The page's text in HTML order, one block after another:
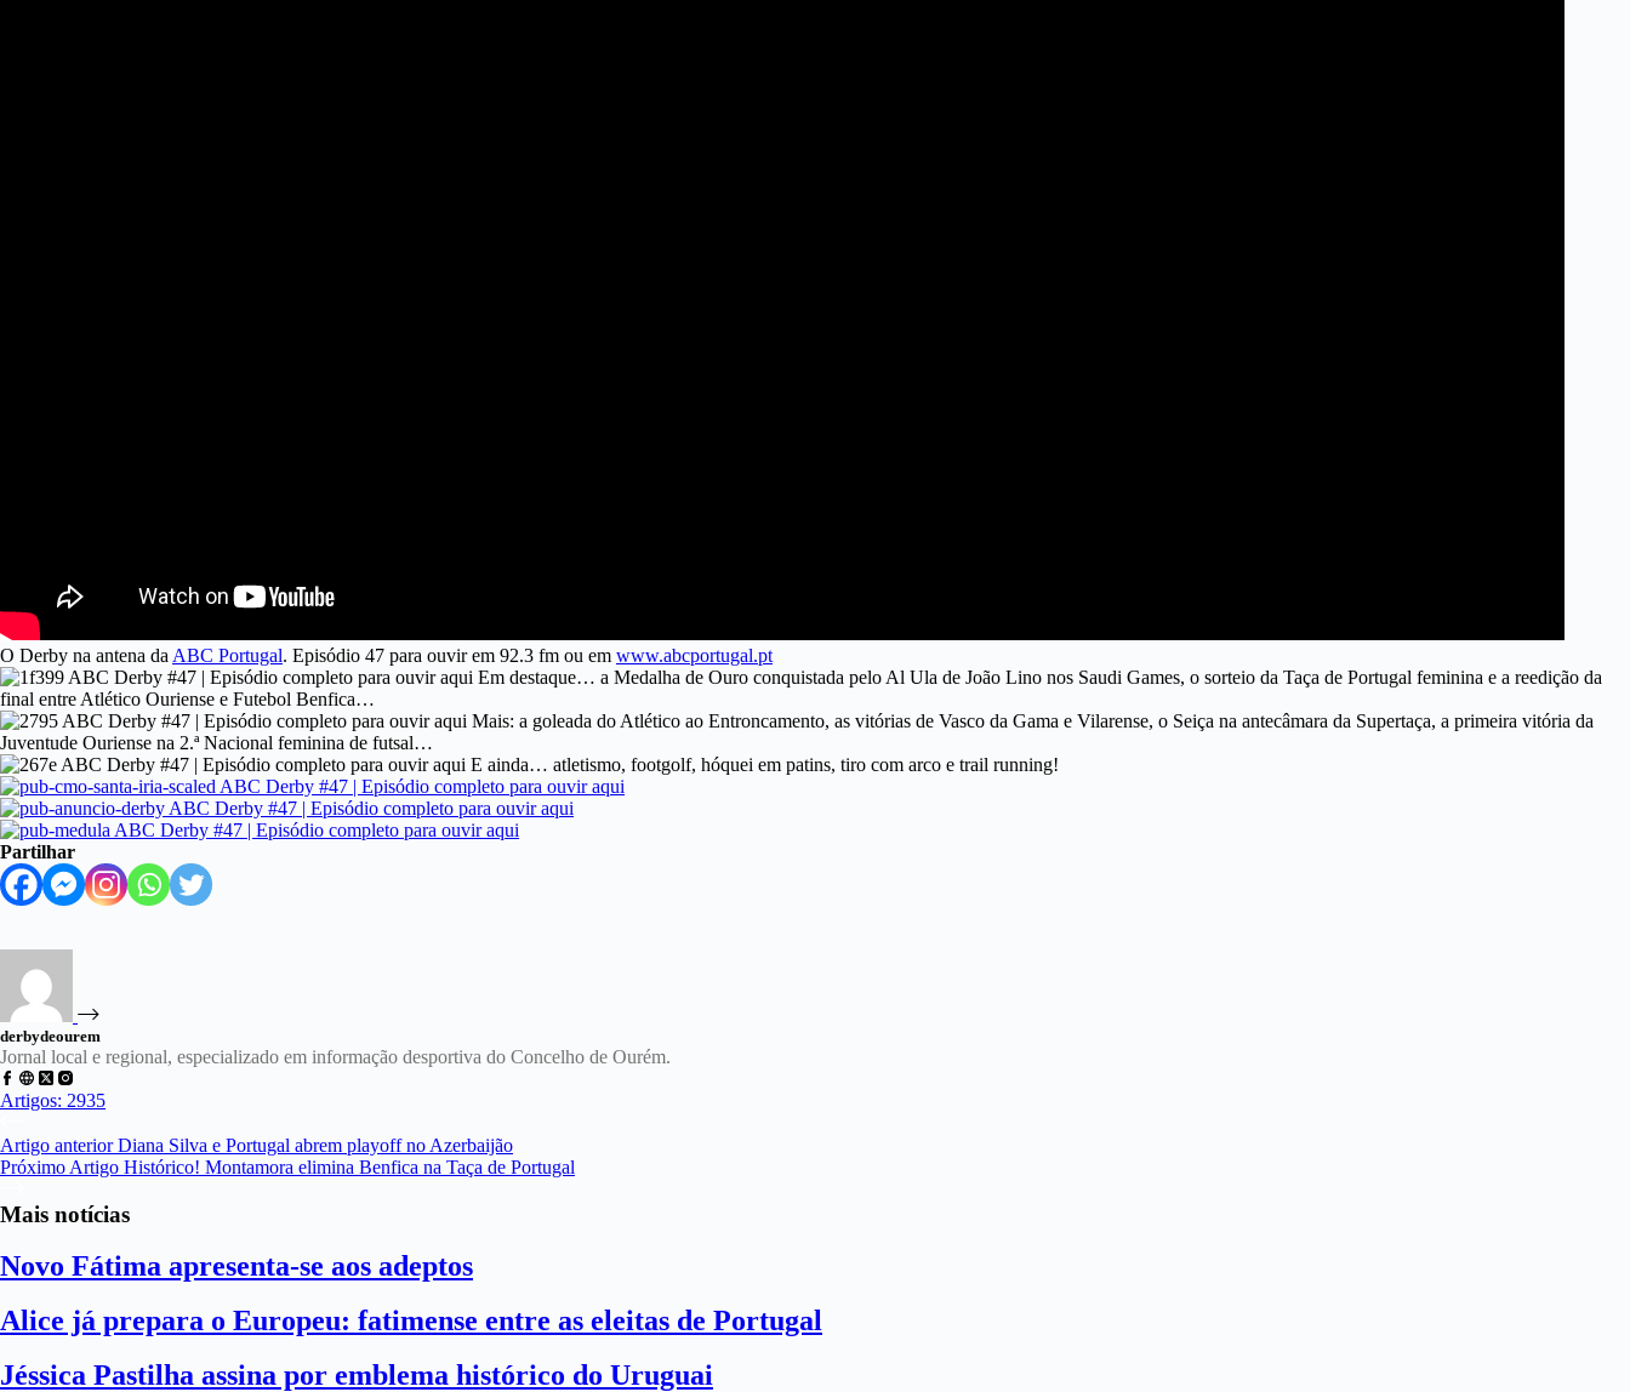
O Derby na antena da ABC Portugal. Episódio 47 para ouvir em 92.3 fm ou em www.abcportugal.pt
Em destaque… a Medalha de Ouro conquistada pelo Al Ula de João Lino nos Saudi Games, o sorteio da Taça de Portugal feminina e a reedição da
final entre Atlético Ouriense e Futebol Benfica…
Mais: a goleada do Atlético ao Entroncamento, as vitórias de Vasco da Gama e Vilarense, o Seiça na antecâmara da Supertaça, a primeira vitória da
Juventude Ouriense na 2.ª Nacional feminina de futsal…
E ainda… atletismo, footgolf, hóquei em patins, tiro com arco e trail running!
Partilhar
derbydeourem
Jornal local e regional, especializado em informação desportiva do Concelho de Ourém.
Artigos: 2935
Artigo anteriorDiana Silva e Portugal abrem playoff no Azerbaijão
Próximo Artigo Histórico! Montamora elimina Benfica na Taça de Portugal
Mais notícias
Novo Fátima apresenta-se aos adeptos
Alice já prepara o Europeu: fatimense entre as eleitas de Portugal
Jéssica Pastilha assina por emblema histórico do Uruguai